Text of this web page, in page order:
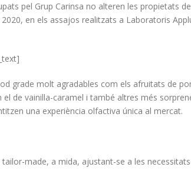
pel Grup Carinsa no alteren les propietats de
en els assajos realitzats a Laboratoris
grade molt agradables com els afruitats de
de vainilla-caramel i també altres més
una experiència olfactiva única al mercat.
made, a mida, ajustant-se a les